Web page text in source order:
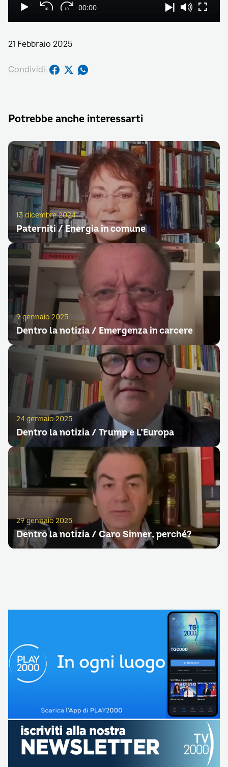
21 Febbraio 2025
Condividi:
Potrebbe anche interessarti
13 dicembre 2024
Paterniti / Energia in comune
9 gennaio 2025
Dentro la notizia / Emergenza in carcere
24 gennaio 2025
Dentro la notizia / Trump e L’Europa
29 gennaio 2025
Dentro la notizia / Caro Sinner, perché?